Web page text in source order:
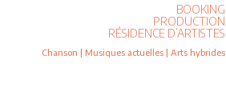
BOOKING
PRODUCTION
RÉSIDENCE D’ARTISTES
Chanson | Musiques actuelles | Arts hybrides